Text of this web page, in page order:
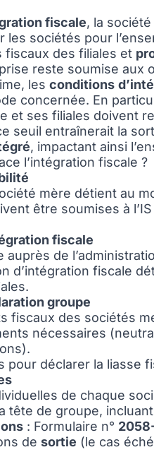
fiscale, la
les sociétés pour
fiscaux des filiales et
reste soumise aux
les conditions
concernée. En
et ses filiales doivent
seuil entraînerait la
, impactant ainsi
l’intégration fiscale ?
mère détient au
être soumises à
fiscale
auprès de
d’intégration fiscale
groupe
fiscaux des sociétés
nécessaires
pour déclarer la liasse
de chaque
tête de groupe,
: Formulaire n°
de sortie (le cas